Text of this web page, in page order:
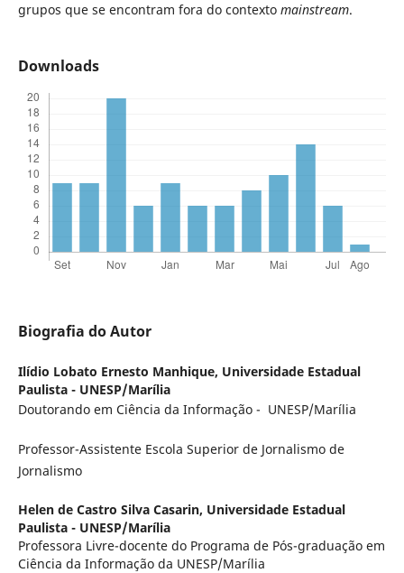
grupos que se encontram fora do contexto mainstream.
Downloads
Biografia do Autor
Ilídio Lobato Ernesto Manhique, Universidade Estadual
Paulista - UNESP/Marília
Doutorando em Ciência da Informação - UNESP/Marília
Professor-Assistente Escola Superior de Jornalismo de
Jornalismo
Helen de Castro Silva Casarin, Universidade Estadual
Paulista - UNESP/Marília
Professora Livre-docente do Programa de Pós-graduação em
Ciência da Informação da UNESP/Marília